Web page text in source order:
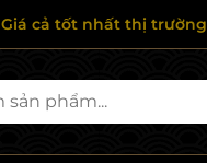
Giá cả tốt nhất thị trường